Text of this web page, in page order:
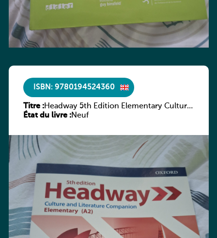
ISBN: 9780194524360
Titre :Headway 5th Edition Elementary Culture
and Literature Companion
État du livre :Neuf